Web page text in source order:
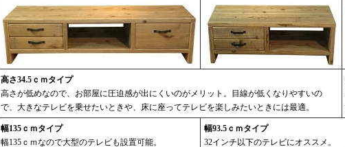
高さ34.5ｃｍタイプ
高さが低めなので、お部屋に圧迫感が出にくいのがメリット。目線が低くなりやすいの
で、大きなテレビを乗せたいときや、床に座ってテレビを楽しみたいときには最適。
幅135ｃｍタイプ
幅135ｃｍなので大型のテレビも設置可能。
幅93.5ｃｍタイプ
32インチ以下のテレビにオススメ。